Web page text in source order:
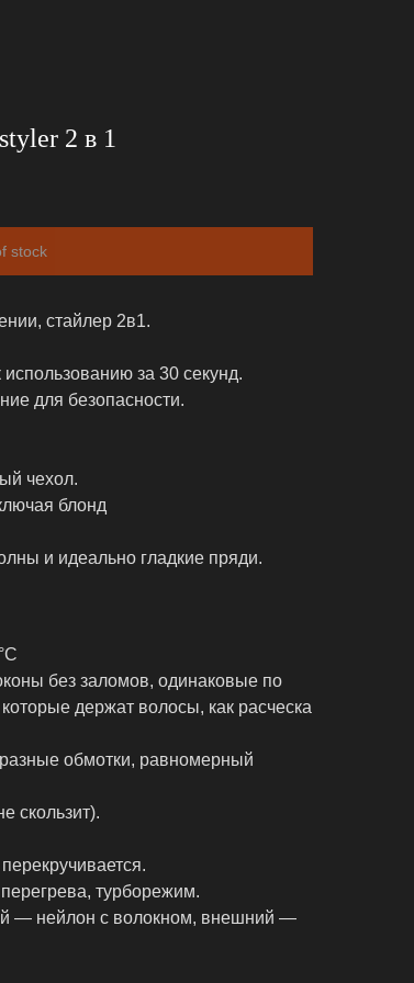
2 в 1
stock
стайлер 2в1.
за 30 секунд.
для безопасности.
чехол.
блонд
и идеально гладкие пряди.
без заломов, одинаковые по
держат волосы, как расческа
обмотки, равномерный
скользит).
турборежим.
— нейлон с волокном, внешний —